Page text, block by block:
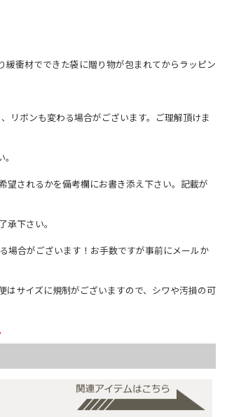
衝材でできた袋に贈り物が包まれてからラッピン
リボンも変わる場合がございます。ご理解頂けま
されるかを備考欄にお書き添え下さい。記載が
下さい。
場合がございます！お手数ですが事前にメールか
サイズに規制がございますので、シワや汚損の可